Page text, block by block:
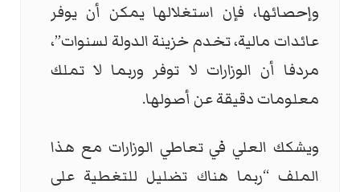
وإحصائها، فإن استغلالها يمكن أن يوفر
عائدات مالية، تخدم خزينة الدولة لسنوات”،
مردفا أن الوزارات لا توفر وربما لا تملك
معلومات دقيقة عن أصولها.
ويشكك العلي في تعاطي الوزارات مع هذا
الملف “ربما هناك تضليل للتغطية على